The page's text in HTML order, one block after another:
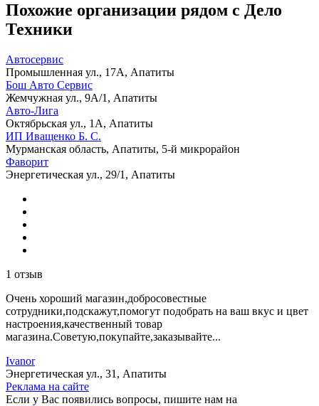
Похожие организации рядом с Дело
Техники
Автосервис
Промышленная ул., 17А, Апатиты
Бош Авто Сервис
Жемчужная ул., 9А/1, Апатиты
Авто-Лига
Октябрьская ул., 1А, Апатиты
ИП Иващенко Б. С.
Мурманская область, Апатиты, 5-й микрорайон
Фаворит
Энергетическая ул., 29/1, Апатиты
1 отзыв
Очень хороший магазин,добросовестные
сотрудники,подскажут,помогут подобрать на ваш вкус и цвет
настроения,качественный товар
магазина.Советую,покупайте,заказывайте...
Ivanor
Энергетическая ул., 31, Апатиты
Реклама на сайте
Если у Вас появились вопросы, пишите нам на